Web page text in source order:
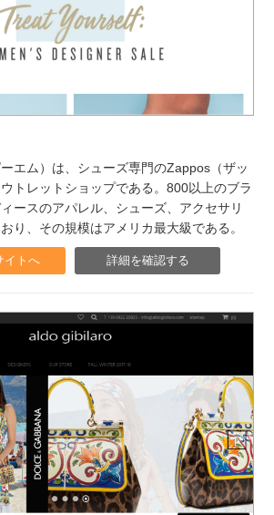
エム）は、シューズ専門のZappos（ザッ
トレットショップである。800以上のブラ
ースのアパレル、シューズ、アクセサリ
り、その規模はアメリカ最大級である。
イトへ 詳細を確認する